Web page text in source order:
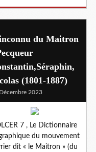
du Maitron
(1801-1887)
2023
7 , Le Dictionnaire
du mouvement
dit « le Maitron » (du